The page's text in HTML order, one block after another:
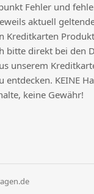
Fehler und
aktuell
Kreditkarten
bitte direkt bei den
unserem
entdecken. KEINE
keine Gewähr!